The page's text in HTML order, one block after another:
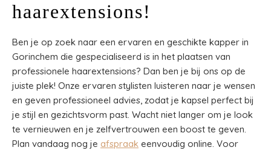
haarextensions!
Ben je op zoek naar een ervaren en geschikte kapper in
Gorinchem die gespecialiseerd is in het plaatsen van
professionele haarextensions? Dan ben je bij ons op de
juiste plek! Onze ervaren stylisten luisteren naar je wensen
en geven professioneel advies, zodat je kapsel perfect bij
je stijl en gezichtsvorm past. Wacht niet langer om je look
te vernieuwen en je zelfvertrouwen een boost te geven.
Plan vandaag nog je afspraak eenvoudig online. Voor